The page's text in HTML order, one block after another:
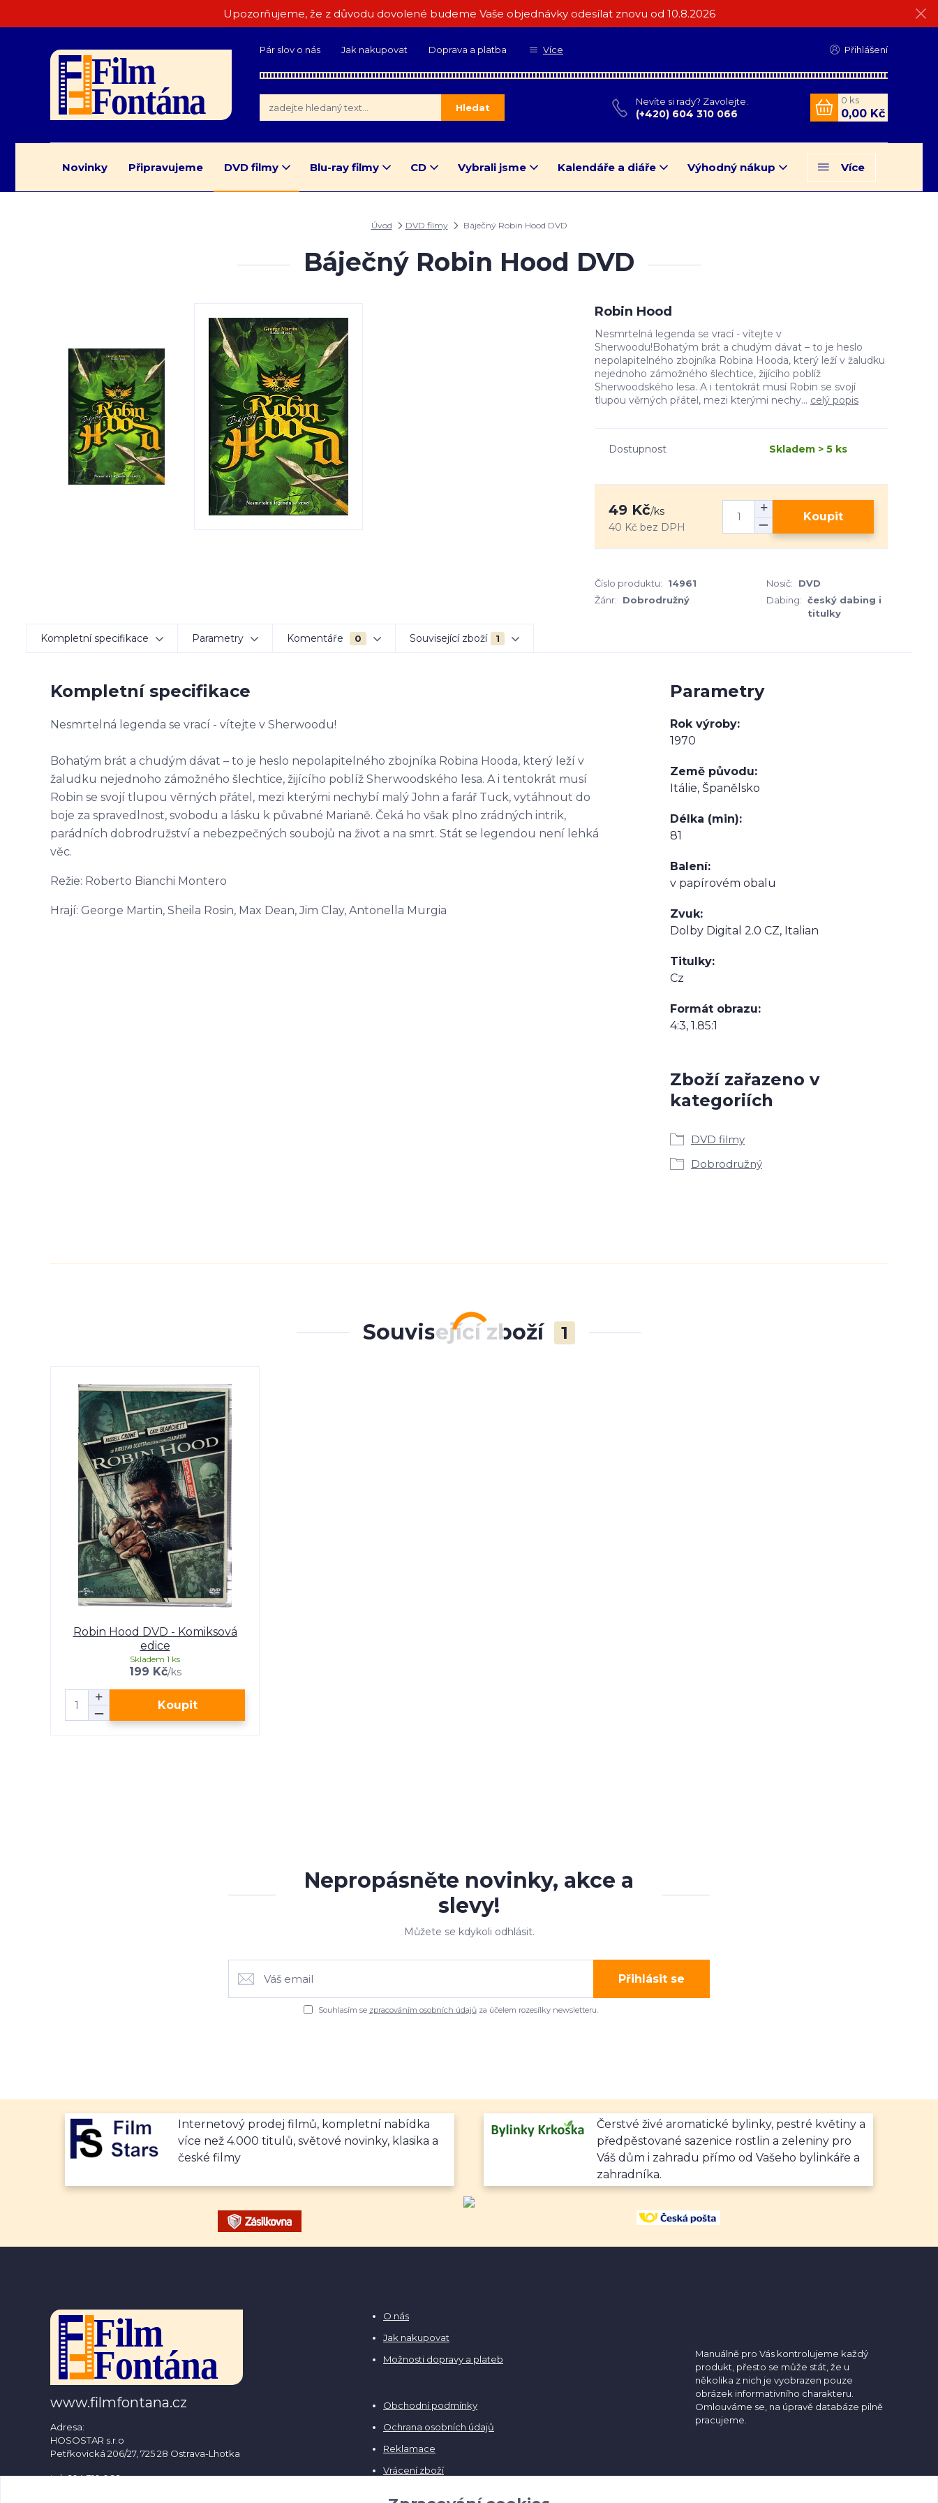
Upozorňujeme, že z důvodu dovolené budeme Vaše objednávky odesílat znovu od 10.8.2026
Pár slov o nás Jak nakupovat Doprava a platba Více Přihlášení
Hledat
Nevíte si rady? Zavolejte.
(+420) 604 310 066
0 ks
0,00 Kč
Novinky Připravujeme DVD filmy Blu-ray filmy CD Vybrali jsme Kalendáře a diáře Výhodný nákup Více
Úvod DVD filmy Báječný Robin Hood DVD
Báječný Robin Hood DVD
Robin Hood
Nesmrtelná legenda se vrací - vítejte v
Sherwoodu!Bohatým brát a chudým dávat – to je heslo
nepolapitelného zbojníka Robina Hooda, který leží v žaludku
nejednoho zámožného šlechtice, žijícího poblíž
Sherwoodského lesa. A i tentokrát musí Robin se svojí
tlupou věrných přátel, mezi kterými nechy... celý popis
Dostupnost Skladem > 5 ks
49 Kč/ks
40 Kč bez DPH
Koupit
Číslo produktu: 14961 Nosič:
DVD
Žánr:
Dobrodružný Dabing: český dabing i
titulky
Kompletní specifikace Parametry Komentáře 0 Související zboží 1
Kompletní specifikace
Nesmrtelná legenda se vrací - vítejte v Sherwoodu!
Bohatým brát a chudým dávat – to je heslo nepolapitelného zbojníka Robina Hooda, který leží v
žaludku nejednoho zámožného šlechtice, žijícího poblíž Sherwoodského lesa. A i tentokrát musí
Robin se svojí tlupou věrných přátel, mezi kterými nechybí malý John a farář Tuck, vytáhnout do
boje za spravedlnost, svobodu a lásku k půvabné Marianě. Čeká ho však plno zrádných intrik,
parádních dobrodružství a nebezpečných soubojů na život a na smrt. Stát se legendou není lehká
věc.
Režie: Roberto Bianchi Montero
Hrají: George Martin, Sheila Rosin, Max Dean, Jim Clay, Antonella Murgia
Parametry
Rok výroby
1970
Země původu
Itálie, Španělsko
Délka (min)
81
Balení
v papírovém obalu
Zvuk
Dolby Digital 2.0 CZ, Italian
Titulky
Cz
Formát obrazu
4:3, 1.85:1
Zboží zařazeno v
kategoriích
DVD filmy
Dobrodružný
Související zboží 1
Robin Hood DVD - Komiksová
edice
199 Kč/ks
Skladem 1 ks
Koupit
Nepropásněte novinky, akce a
slevy!
Můžete se kdykoli odhlásit.
Přihlásit se
Souhlasím se zpracováním osobních údajůza účelem rozesílky newsletteru.
Internetový prodej filmů, kompletní nabídka
více než 4.000 titulů, světové novinky, klasika a
české filmy
Čerstvé živé aromatické bylinky, pestré květiny a
předpěstované sazenice rostlin a zeleniny pro
Váš dům i zahradu přímo od Vašeho bylinkáře a
zahradníka.
www.filmfontana.cz
Adresa:
HOSOSTAR s.r.o
Petřkovická 206/27, 725 28 Ostrava-Lhotka
tel: 604 310 066
O nás
Jak nakupovat
Možnosti dopravy a plateb
Obchodní podmínky
Ochrana osobních údajů
Reklamace
Vrácení zboží
Manuálně pro Vás kontrolujeme každý
produkt, přesto se může stát, že u
několika z nich je vyobrazen pouze
obrázek informativního charakteru.
Omlouváme se, na úpravě databáze pilně
pracujeme.